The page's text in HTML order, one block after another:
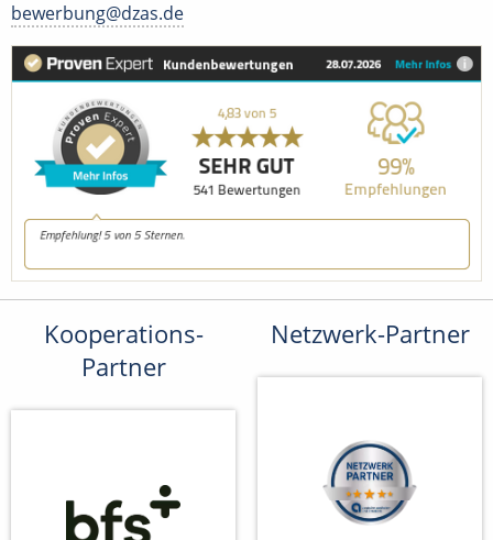
bewerbung@dzas.de
Kooperations-
Partner
Netzwerk-Partner